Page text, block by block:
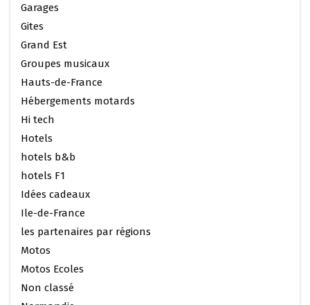
Garages
Gites
Grand Est
Groupes musicaux
Hauts-de-France
Hébergements motards
Hi tech
Hotels
hotels b&b
hotels F1
Idées cadeaux
Ile-de-France
les partenaires par régions
Motos
Motos Ecoles
Non classé